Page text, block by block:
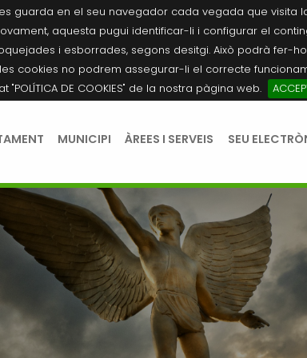
guarda en el seu navegador cada vegada que visita
aquesta pugui identificar-li i configurar el
i esborrades, segons desitgi. Això podrà
cookies no podrem assegurar-li el correcte
"POLÍTICA DE COOKIES" de la nostra pàgina web.
MUNICIPI ÀREES I SERVEIS SEU